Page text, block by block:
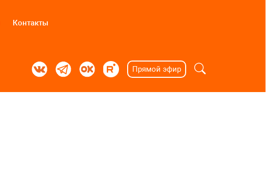
Контакты
Прямой эфир